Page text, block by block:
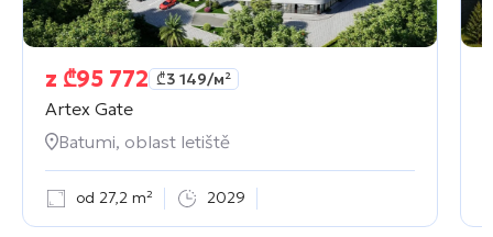
z ₾95 772 ₾3 149/м²
Artex Gate
Batumi, oblast letiště
od 27,2 m² 2029